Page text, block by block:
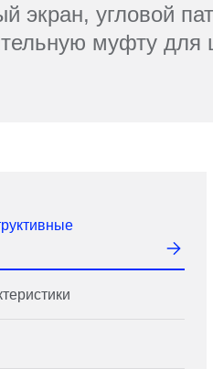
экран, угловой
муфту для